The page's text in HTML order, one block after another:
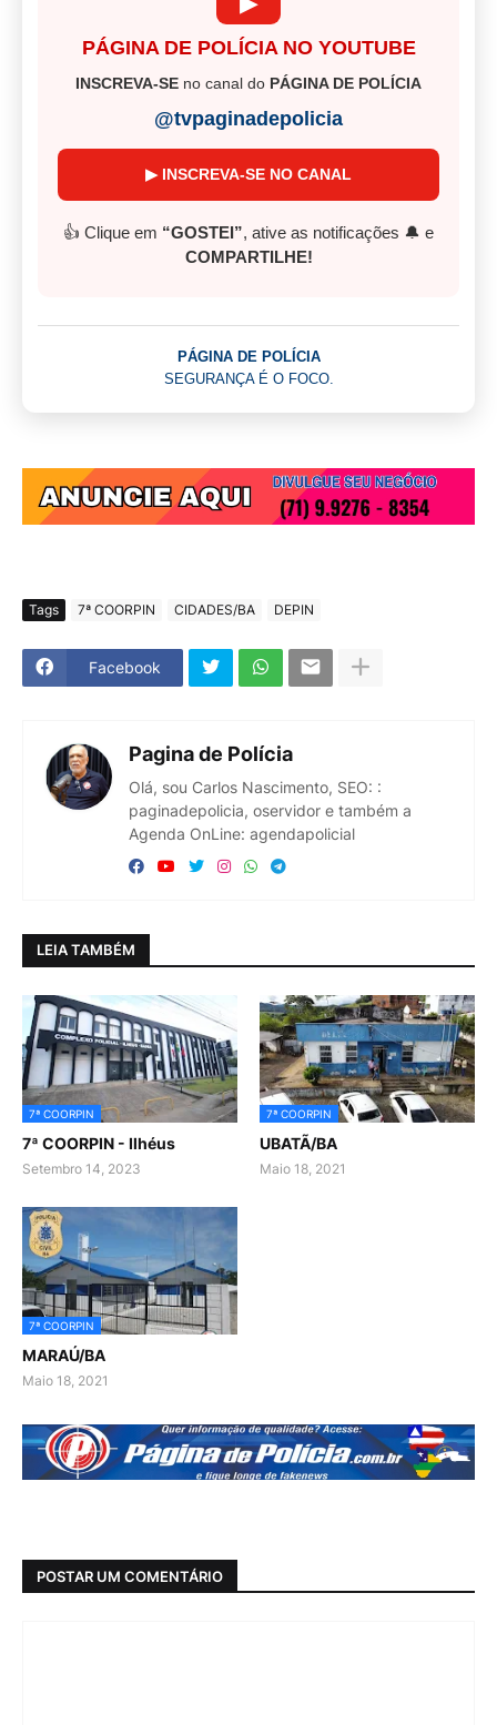
PÁGINA DE POLÍCIA NO YOUTUBE
INSCREVA-SE no canal do PÁGINA DE POLÍCIA
@tvpaginadepolicia
▶ INSCREVA-SE NO CANAL
👍 Clique em “GOSTEI”, ative as notificações 🔔 e
COMPARTILHE!
PÁGINA DE POLÍCIA
SEGURANÇA É O FOCO.
Tags 7ª COORPIN CIDADES/BA DEPIN
Facebook
Pagina de Polícia
Olá, sou Carlos Nascimento, SEO: :
paginadepolicia, oservidor e também a
Agenda OnLine: agendapolicial
LEIA TAMBÉM
7ª COORPIN
7ª COORPIN - Ilhéus
Setembro 14, 2023
7ª COORPIN
UBATÃ/BA
Maio 18, 2021
7ª COORPIN
MARAÚ/BA
Maio 18, 2021
POSTAR UM COMENTÁRIO